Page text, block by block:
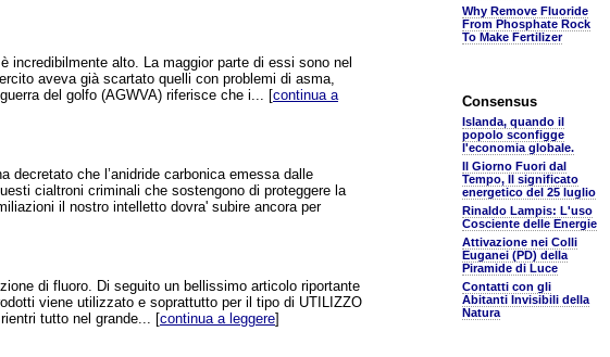
incredibilmente alto. La maggior parte di essi sono nel
aveva già scartato quelli con problemi di asma,
del golfo (AGWVA) riferisce che i... [continua a
decretato che l’anidride carbonica emessa dalle
cialtroni criminali che sostengono di proteggere la
il nostro intelletto dovra' subire ancora per
di fluoro. Di seguito un bellissimo articolo riportante
viene utilizzato e soprattutto per il tipo di UTILIZZO
tutto nel grande... [continua a leggere]
Why Remove Fluoride
From Phosphate Rock
To Make Fertilizer
Consensus
Islanda, quando il
popolo sconfigge
l'economia globale.
Il Giorno Fuori dal
Tempo, Il significato
energetico del 25 luglio
Rinaldo Lampis: L'uso
Cosciente delle Energie
Attivazione nei Colli
Euganei (PD) della
Piramide di Luce
Contatti con gli
Abitanti Invisibili della
Natura